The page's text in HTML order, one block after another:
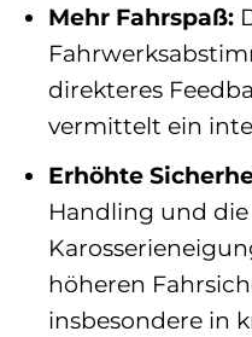
Mehr Fahrspaß:
direkteres
vermittelt ein
Erhöhte
Handling und
höheren
insbesondere in